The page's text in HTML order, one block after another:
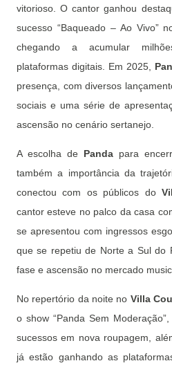
vitorioso. O cantor ganhou
sucesso “Baqueado – Ao Vivo”
chegando a acumular
plataformas digitais. Em 2025,
presença, com diversos
sociais e uma série de
ascensão no cenário sertanejo.
A escolha de Pandapara
também a importância da
conectou com os públicos do
cantor esteve no palco da casa
se apresentou com ingressos
que se repetiu de Norte a Sul do
fase e ascensão no mercado
No repertório da noite no Villa
o show “Panda Sem
sucessos em nova roupagem,
já estão ganhando as